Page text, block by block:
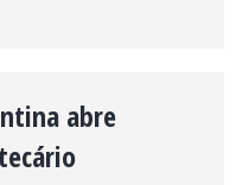
abre